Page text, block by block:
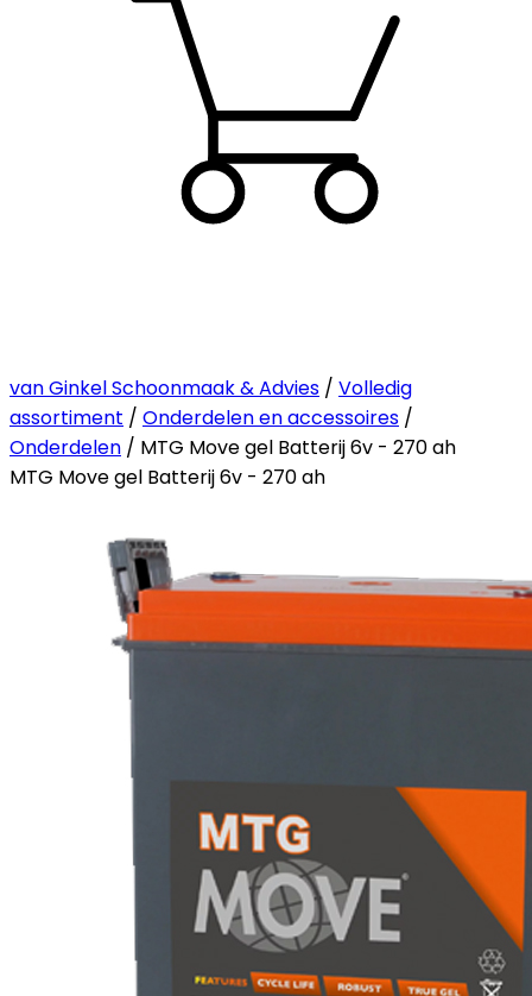
van Ginkel Schoonmaak & Advies / Volledig
assortiment / Onderdelen en accessoires /
Onderdelen / MTG Move gel Batterij 6v - 270 ah
MTG Move gel Batterij 6v - 270 ah